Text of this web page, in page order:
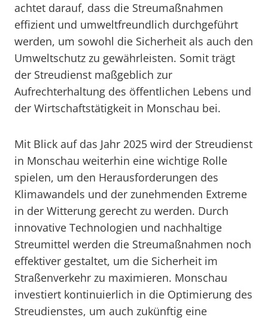
achtet darauf, dass die Streumaßnahmen
effizient und umweltfreundlich durchgeführt
werden, um sowohl die Sicherheit als auch den
Umweltschutz zu gewährleisten. Somit trägt
der Streudienst maßgeblich zur
Aufrechterhaltung des öffentlichen Lebens und
der Wirtschaftstätigkeit in Monschau bei.
Mit Blick auf das Jahr 2025 wird der Streudienst
in Monschau weiterhin eine wichtige Rolle
spielen, um den Herausforderungen des
Klimawandels und der zunehmenden Extreme
in der Witterung gerecht zu werden. Durch
innovative Technologien und nachhaltige
Streumittel werden die Streumaßnahmen noch
effektiver gestaltet, um die Sicherheit im
Straßenverkehr zu maximieren. Monschau
investiert kontinuierlich in die Optimierung des
Streudienstes, um auch zukünftig eine